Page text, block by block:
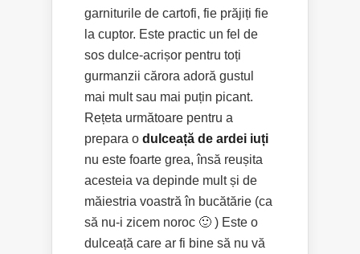
garniturile de cartofi, fie prăjiți fie
la cuptor. Este practic un fel de
sos dulce-acrișor pentru toți
gurmanzii cărora adoră gustul
mai mult sau mai puțin picant.
Rețeta următoare pentru a
prepara o dulceață de ardei iuți
nu este foarte grea, însă reușita
acesteia va depinde mult și de
măiestria voastră în bucătărie (ca
să nu-i zicem noroc 🙂 ) Este o
dulceață care ar fi bine să nu vă